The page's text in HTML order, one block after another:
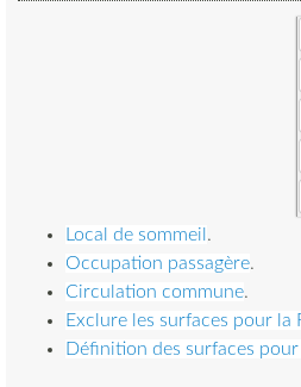
Local de sommeil .
Occupation passagère.
Circulation commune.
Exclure les surfaces pour la
Définition des surfaces